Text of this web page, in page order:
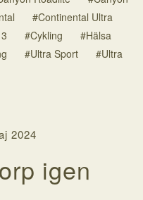
#Continental Ultra
#Cykling
#Hälsa
#Ultra Sport
#Ultra
2024
igen